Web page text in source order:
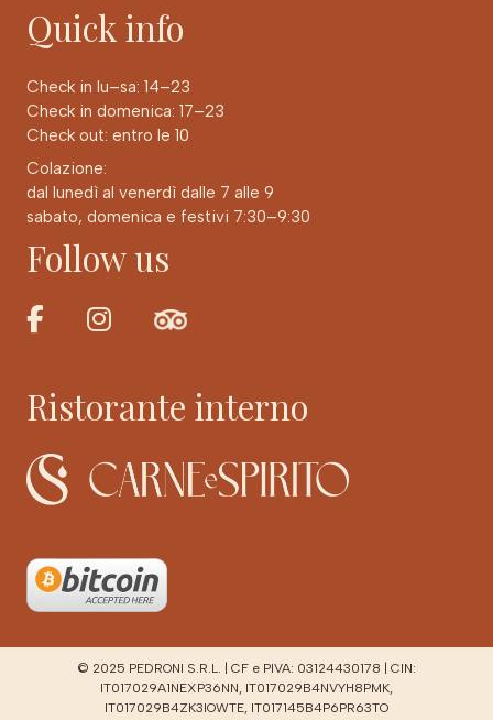
Quick info
Check in lu–sa: 14–23
Check in domenica: 17–23
Check out: entro le 10
Colazione:
dal lunedì al venerdì dalle 7 alle 9
sabato, domenica e festivi 7:30–9:30
Follow us
Ristorante interno
© 2025 PEDRONI S.R.L. | CF e PIVA: 03124430178 | CIN:
IT017029A1NEXP36NN, IT017029B4NVYH8PMK,
IT017029B4ZK3IOWTE, IT017145B4P6PR63TO